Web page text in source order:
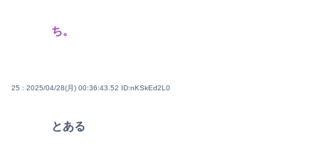
ち。
25 : 2025/04/28(月) 00:36:43.52 ID:nKSkEd2L0
とある